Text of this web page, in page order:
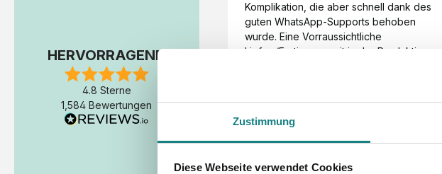
Zustimmung
Diese Webseite verwendet Cookies
HERVORRAGEND
4.8 Sterne
1,584 Bewertungen
Komplikation, die aber schnell dank des
guten WhatsApp-Supports behoben
wurde. Eine Vorraussichtliche
Liefer-/Fertigungszeit in der Produktion
Fertigstellung der Produktion.